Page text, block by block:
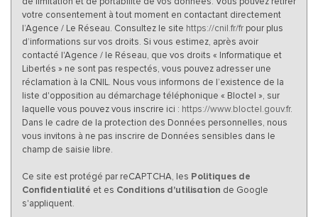
votre consentement à tout moment en contactant directement
l’Agence / Le Réseau. Consultez le site https://cnil.fr/fr pour plus
d’informations sur vos droits. Si vous estimez, après avoir
contacté l'Agence / le Réseau, que vos droits « Informatique et
Libertés » ne sont pas respectés, vous pouvez adresser une
réclamation à la CNIL. Nous vous informons de l’existence de la
liste d'opposition au démarchage téléphonique « Bloctel », sur
laquelle vous pouvez vous inscrire ici : https://www.bloctel.gouv.fr.
Dans le cadre de la protection des Données personnelles, nous
vous invitons à ne pas inscrire de Données sensibles dans le
champ de saisie libre.
Ce site est protégé par reCAPTCHA, les Politiques de
Confidentialité et es Conditions d'utilisation de Google
s'appliquent.